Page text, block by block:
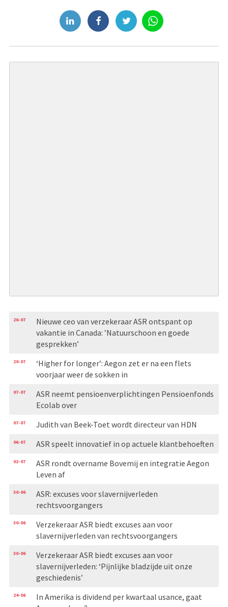
26-07
Nieuwe ceo van verzekeraar ASR ontspant op
vakantie in Canada: ’Natuurschoon en goede
gesprekken’
20-07
‘Higher for longer’: Aegon zet er na een flets
voorjaar weer de sokken in
07-07
ASR neemt pensioenverplichtingen Pensioenfonds
Ecolab over
07-07 Judith van Beek-Toet wordt directeur van HDN
06-07 ASR speelt innovatief in op actuele klantbehoeften
02-07
ASR rondt overname Bovemij en integratie Aegon
Leven af
30-06
ASR: excuses voor slavernijverleden
rechtsvoorgangers
30-06
Verzekeraar ASR biedt excuses aan voor
slavernijverleden van rechtsvoorgangers
30-06
Verzekeraar ASR biedt excuses aan voor
slavernijverleden: ‘Pijnlijke bladzijde uit onze
geschiedenis’
24-06
In Amerika is dividend per kwartaal usance, gaat